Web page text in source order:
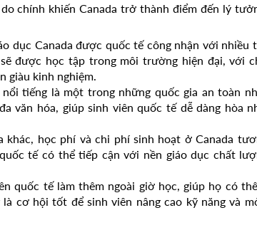
chính khiến Canada trở thành điểm đến lý
dục Canada được quốc tế công nhận với nhiều
được học tập trong môi trường hiện đại, với
giàu kinh nghiệm.
tiếng là một trong những quốc gia an toàn
văn hóa, giúp sinh viên quốc tế dễ dàng hòa
học phí và chi phí sinh hoạt ở Canada
tế có thể tiếp cận với nền giáo dục chất
quốc tế làm thêm ngoài giờ học, giúp họ có
cơ hội tốt để sinh viên nâng cao kỹ năng và